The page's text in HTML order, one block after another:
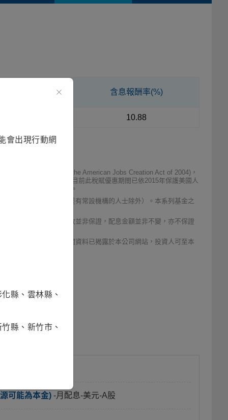
含息報酬率(%)
10.88
國工作機會創造法案(the American Jobs Creation Act of 2004)，
美國預扣稅之優惠；目前此稅賦優惠期間已依2015年保護美國人
將依照實際狀況而定。
森堡居民、或在盧森堡有常設機構的人士除外）。本系列基金之
配息水準，惟配息發放並非保證，配息金額並非不變，亦不保證
由本金支付配息之相關資料已揭露於本公司網站，投資人可至本
可能為本金) -月配息-美元-A股
會出現行動網
縣、雲林縣、
縣、新竹市、